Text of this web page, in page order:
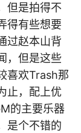
但是拍得不
得有些想要
过赵本山背
，但是这些
喜欢Trash那
止，配上优
的主要乐器
是个不错的